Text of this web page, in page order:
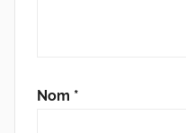
Nom *